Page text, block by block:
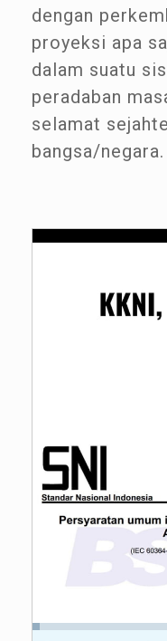
dengan
proyeksi apa
dalam suatu
peradaban
selamat
bangsa/negara.